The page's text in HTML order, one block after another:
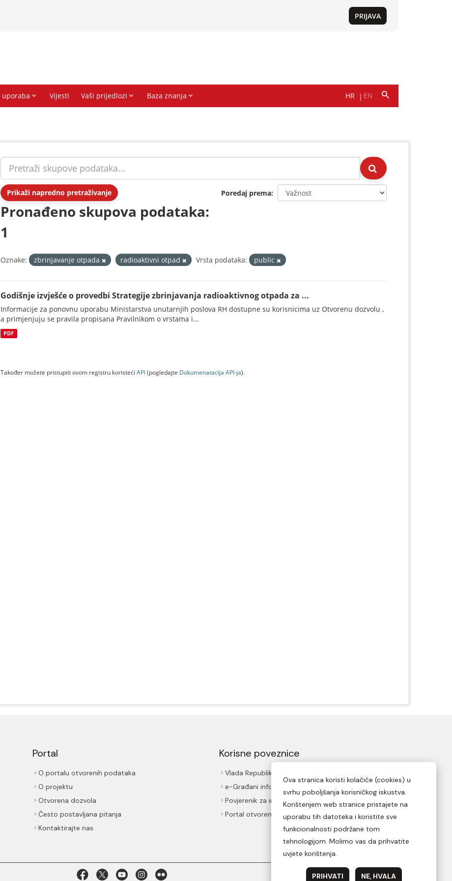
Prikaži napredno pretraživanje Poredaj prema
Pronađeno skupova podataka:
1
Oznake: zbrinjavanje otpada radioaktivni otpad Vrsta podataka: public
Godišnje izvješće o provedbi Strategije zbrinjavanja radioaktivnog otpada za ...
Informacije za ponovnu uporabu Ministarstva unutarnjih poslova RH dostupne su korisnicima uz Otvorenu dozvolu ,
a primjenjuju se pravila propisana Pravilnikom o vrstama i...
PDF
Također možete pristupiti ovom registru koristeći API(pogledajte Dokumenаtаcijа API-jа).